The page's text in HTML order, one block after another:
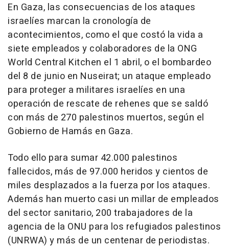
En Gaza, las consecuencias de los ataques
israelíes marcan la cronología de
acontecimientos, como el que costó la vida a
siete empleados y colaboradores de la ONG
World Central Kitchen el 1 abril, o el bombardeo
del 8 de junio en Nuseirat; un ataque empleado
para proteger a militares israelíes en una
operación de rescate de rehenes que se saldó
con más de 270 palestinos muertos, según el
Gobierno de Hamás en Gaza.
Todo ello para sumar 42.000 palestinos
fallecidos, más de 97.000 heridos y cientos de
miles desplazados a la fuerza por los ataques.
Además han muerto casi un millar de empleados
del sector sanitario, 200 trabajadores de la
agencia de la ONU para los refugiados palestinos
(UNRWA) y más de un centenar de periodistas.